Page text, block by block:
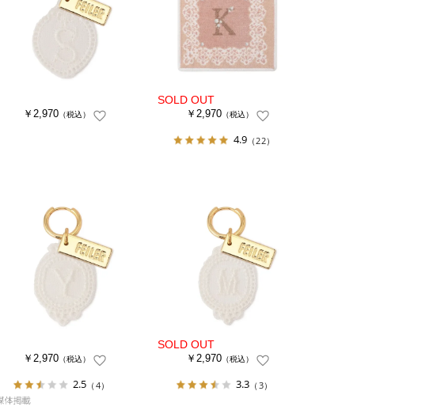
￥2,970（税込） ￥2,970（税込）
4.9 （22）
￥2,970（税込）
2.5 （4）
￥2,970（税込）
3.3 （3）